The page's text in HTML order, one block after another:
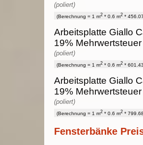
(poliert)
(Berechnung = 1 m2 * 0.6 m2 *
Arbeitsplatte Giallo
19% Mehrwertsteuer
(poliert)
(Berechnung = 1 m2 * 0.6 m2 *
Arbeitsplatte Giallo
19% Mehrwertsteuer
(poliert)
(Berechnung = 1 m2 * 0.6 m2 *
Fensterbänke